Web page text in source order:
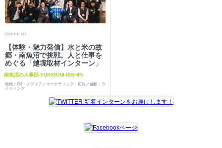
2026.6.8 297
【体験・魅力発信】水と米の故
郷・南魚沼で挑戦。人と仕事を
めぐる「越境取材インターン」
南魚沼の人事部 YUKIGUNI-ISSHIN
地域／PR・メディア／マーケティング・広報／編集・ラ
イティング